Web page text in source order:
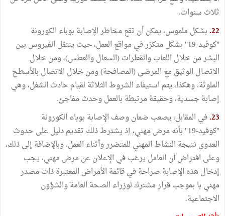
ثلاث سنوات.
22. بشكل ملموس، يمكن أن تقع مخاطر الإصابة بوباء الكورونة
"كوفيد-19" بشكل متكرّر في مواقع العمل، حيث ينتقل الفيروس بين
البشر من خلال اللعاب والقطرات (السعال والعطس)، ومن خلال
الاتصال الوثيق مع المرضى (المصافحة) ومن خلال الاتصال بالأسطح
الملوثة. وهكذا، يتم استيفاء الشروط الثلاثة لقيام حادث الشغل، وهي
إصابة جسدية، وحقيقة مرتبطة بالعمل وحدث مفاجئ.
23. في المقابل، يصعب ضمان وصف الإصابة بوباء الكورونة
"كوفيد-19" بأنه مرض مهني، إذ يشترط ذلك تقديم دليل على حدوث
العدوى نتيجة النشاط المهني للمتضرر وأثناء العمل. وبالإضافة إلى ذلك،
وعلى افتراض أن العامل يرغب في الإعلان عن مرض مهني، يجب
إدخال هذه الإصابة صراحة في قائمة الأمراض المعتبرة ذات مصدر
مهني با بموجب قرار مشترك لوزراء الصحة العامة والشؤون
الاجتماعية.